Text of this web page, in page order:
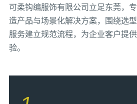
可柔钩编服饰有限公司立足东莞，
造产品与场景化解决方案，围绕选
服务建立规范流程，为企业客户提
验。